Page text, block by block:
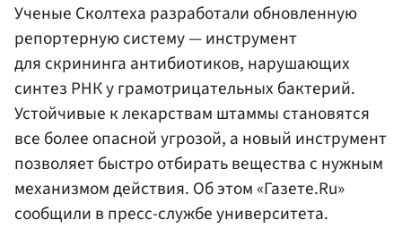
Ученые Сколтеха разработали обновленную
репортерную систему — инструмент
для скрининга антибиотиков, нарушающих
синтез РНК у грамотрицательных бактерий.
Устойчивые к лекарствам штаммы становятся
все более опасной угрозой, а новый инструмент
позволяет быстро отбирать вещества с нужным
механизмом действия. Об этом «Газете.Ru»
сообщили в пресс-службе университета.